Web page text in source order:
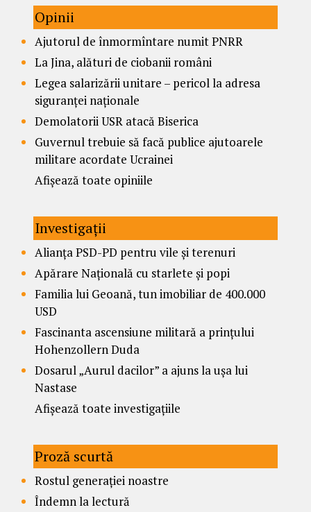
Opinii
Ajutorul de înmormîntare numit PNRR
La Jina, alături de ciobanii români
Legea salarizării unitare – pericol la adresa
siguranței naționale
Demolatorii USR atacă Biserica
Guvernul trebuie să facă publice ajutoarele
militare acordate Ucrainei
Afișează toate opiniile
Investigații
Alianța PSD-PD pentru vile și terenuri
Apărare Națională cu starlete și popi
Familia lui Geoană, tun imobiliar de 400.000
USD
Fascinanta ascensiune militară a prințului
Hohenzollern Duda
Dosarul „Aurul dacilor” a ajuns la ușa lui
Nastase
Afișează toate investigațiile
Proză scurtă
Rostul generației noastre
Îndemn la lectură